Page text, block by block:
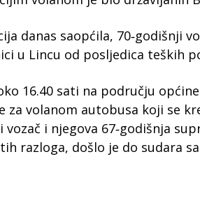
danas saopćila, 70‑godišnji
u Lincu od posljedica teških
16.40 sati na području
za volanom autobusa koji se
vozač i njegova 67‑godišnja
razloga, došlo je do sudara